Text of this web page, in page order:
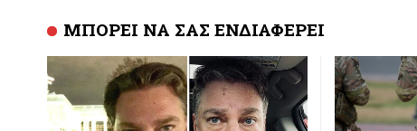
ΜΠΟΡΕΙ ΝΑ ΣΑΣ ΕΝΔΙΑΦΕΡΕΙ